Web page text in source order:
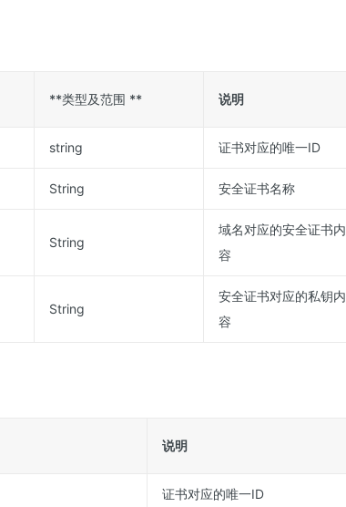
**类型及范围 ** 说明
string 证书对应的唯一ID
String 安全证书名称
String
域名对应的安全证书内
容
String
安全证书对应的私钥内
容
说明
证书对应的唯一ID